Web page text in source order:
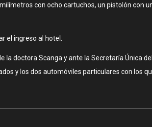
con ocho cartuchos, un pistolón con
el ingreso al hotel.
la doctora Scanga y ante la Secretaría Única
y los dos automóviles particulares con los